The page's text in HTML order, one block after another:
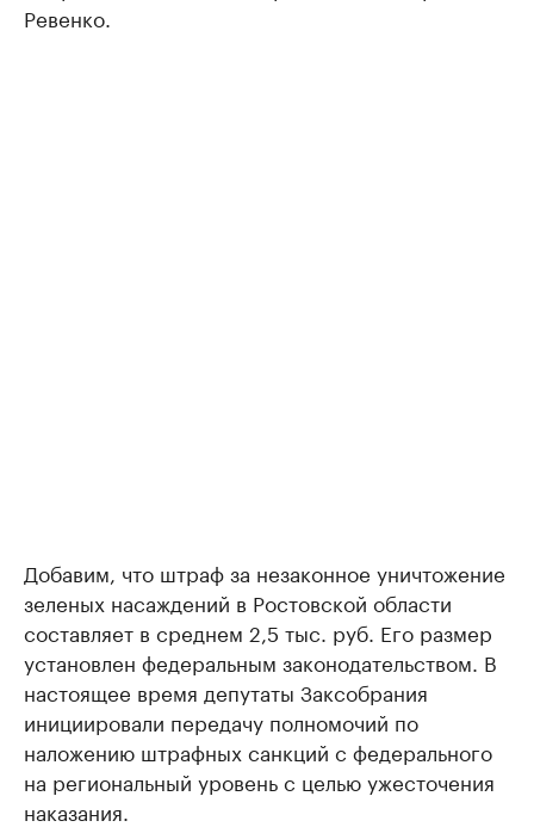
Ревенко.
Добавим, что штраф за незаконное уничтожение
зеленых насаждений в Ростовской области
составляет в среднем 2,5 тыс. руб. Его размер
установлен федеральным законодательством. В
настоящее время депутаты Заксобрания
инициировали передачу полномочий по
наложению штрафных санкций с федерального
на региональный уровень с целью ужесточения
наказания.